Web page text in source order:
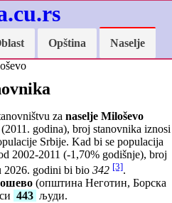
Opština
Naselje
za naselje Miloševo
godina), broj stanovnika iznosi
Srbije. Kad bi se populacija
2002-2011 (-1,70% godišnje), broj
2026. godini bi bio 342 [3].
(општина Неготин, Борска
443 људи.